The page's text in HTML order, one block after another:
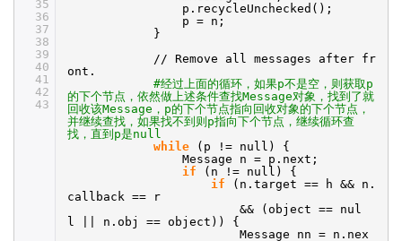
35
36
37
38
39
40
41
42
43
p.recycleUnchecked();
p = n;
}
//
Remove all messages after fr
ont.
#经过上面的循环，如果p不是空，则获取p
的下个节点，依然做上述条件查找Message对象，找到了就
回收该Message，p的下个节点指向回收对象的下个节点，
并继续查找，如果找不到则p指向下个节点，继续循环查
找，直到p是null
while
(p != null) {
Message n = p.next;
if
(n != null) {
if
(n.target == h && n.
callback == r
&& (object == nul
l || n.obj == object)) {
Message nn = n.nex